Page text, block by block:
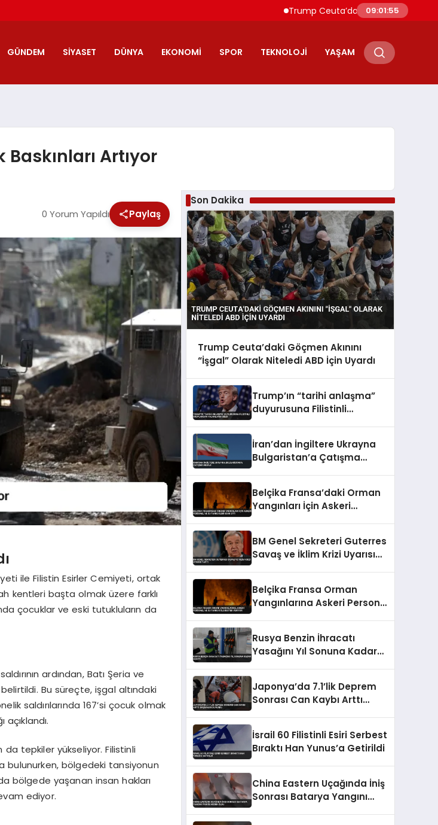
Trump Ceuta’daki Göçmen Akınını
09:01:56
GÜNDEM SIYASET DÜNYA EKONOMI SPOR TEKNOLOJI YAŞAM
Artıyor
0 Yorum Yapıldı Paylaş
ile Filistin Esirler Cemiyeti, ortak
kentleri başta olmak üzere farklı
çocuklar ve eski tutukluların da
ardından, Batı Şeria ve
belirtildi. Bu süreçte, işgal altındaki
saldırılarında 167’si çocuk olmak
da tepkiler yükseliyor. Filistinli
bulunurken, bölgedeki tansiyonun
bölgede yaşanan insan hakları
ediyor.
Son Dakika
Trump Ceuta’daki Göçmen Akınını
“İşgal” Olarak Niteledi ABD İçin Uyardı
Trump’ın “tarihi anlaşma”
duyurusuna Filistinli
İran’dan İngiltere Ukrayna
Bulgaristan’a Çatışma
Belçika Fransa’daki Orman
Yangınları İçin Askeri
BM Genel Sekreteri Guterres
Savaş ve İklim Krizi Uyarısı
Belçika Fransa Orman
Yangınlarına Askeri Personel
Rusya Benzin İhracatı
Yasağını Yıl Sonuna Kadar
Japonya’da 7.1’lik Deprem
Sonrası Can Kaybı Arttı
İsrail 60 Filistinli Esiri Serbest
Bıraktı Han Yunus’a Getirildi
China Eastern Uçağında İniş
Sonrası Batarya Yangını